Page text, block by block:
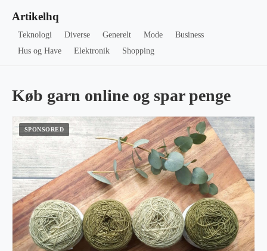
Artikelhq
Teknologi Diverse Generelt Mode
Business
Hus og Have
Elektronik Shopping
Køb garn online og spar penge